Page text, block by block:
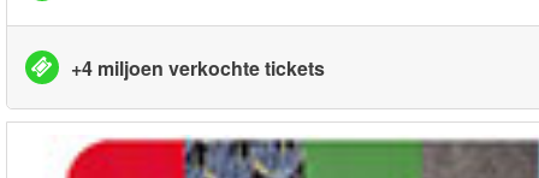
+4 miljoen verkochte tickets